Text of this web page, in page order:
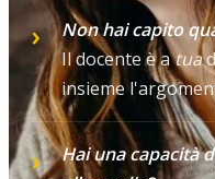
Non hai capito
Il docente è atua
insieme
Hai una capacità